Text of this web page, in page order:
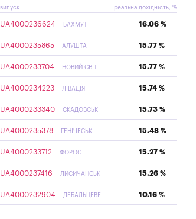
випуск реальна дохідність, %
UA4000236624 БАХМУТ 16.06 %
UA4000235865 АЛУШТА 15.77 %
UA4000233704 НОВИЙ СВІТ 15.77 %
UA4000234223 ЛІВАДІЯ 15.74 %
UA4000233340 СКАДОВСЬК 15.73 %
UA4000235378 ГЕНІЧЕСЬК 15.48 %
UA4000233712 ФОРОС 15.27 %
UA4000237416 ЛИСИЧАНСЬК 15.26 %
UA4000232904 ДЕБАЛЬЦЕВЕ 10.16 %